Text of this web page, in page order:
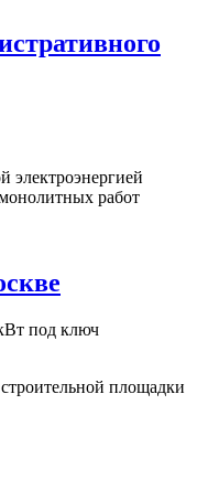
электроэнергией
работ
под ключ
площадки